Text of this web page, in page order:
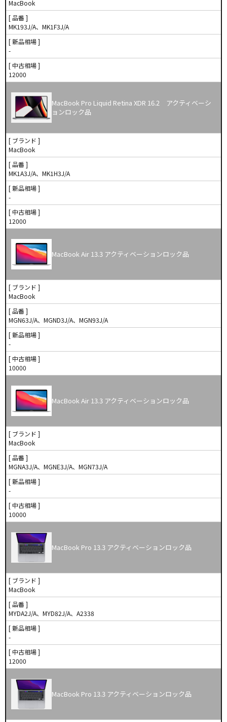
MacBook
[ 品番 ]
MK193J/A、MK1F3J/A
[ 新品相場 ]
-
[ 中古相場 ]
12000
MacBook Pro Liquid Retina XDR 16.2 アクティベーシ
ョンロック品
[ ブランド ]
MacBook
[ 品番 ]
MK1A3J/A、MK1H3J/A
[ 新品相場 ]
-
[ 中古相場 ]
12000
MacBook Air 13.3 アクティベーションロック品
[ ブランド ]
MacBook
[ 品番 ]
MGN63J/A、MGND3J/A、MGN93J/A
[ 新品相場 ]
-
[ 中古相場 ]
10000
MacBook Air 13.3 アクティベーションロック品
[ ブランド ]
MacBook
[ 品番 ]
MGNA3J/A、MGNE3J/A、MGN73J/A
[ 新品相場 ]
-
[ 中古相場 ]
10000
MacBook Pro 13.3 アクティベーションロック品
[ ブランド ]
MacBook
[ 品番 ]
MYDA2J/A、MYD82J/A、A2338
[ 新品相場 ]
-
[ 中古相場 ]
12000
MacBook Pro 13.3 アクティベーションロック品